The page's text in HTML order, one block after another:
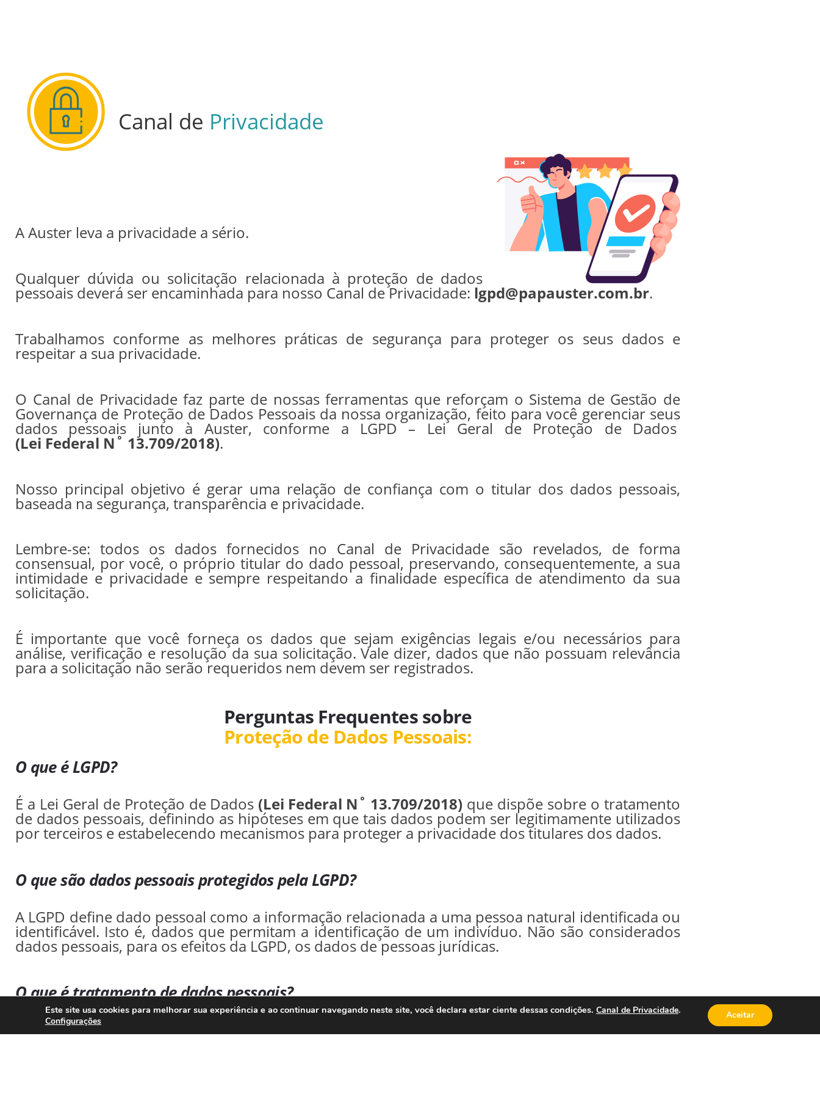
Canal de Privacidade
A Auster leva a privacidade a sério.
Qualquer dúvida ou solicitação relacionada à proteção de dados
pessoais deverá ser encaminhada para nosso Canal de Privacidade: lgpd@papauster.com.br.
Trabalhamos conforme as melhores práticas de segurança para proteger os seus dados e
respeitar a sua privacidade.
O Canal de Privacidade faz parte de nossas ferramentas que reforçam o Sistema de Gestão de
Governança de Proteção de Dados Pessoais da nossa organização, feito para você gerenciar seus
dados pessoais junto à Auster, conforme a LGPD – Lei Geral de Proteção de Dados
(Lei Federal N˚ 13.709/2018).
Nosso principal objetivo é gerar uma relação de confiança com o titular dos dados pessoais,
baseada na segurança, transparência e privacidade.
Lembre-se: todos os dados fornecidos no Canal de Privacidade são revelados, de forma
consensual, por você, o próprio titular do dado pessoal, preservando, consequentemente, a sua
intimidade e privacidade e sempre respeitando a finalidade específica de atendimento da sua
solicitação.
É importante que você forneça os dados que sejam exigências legais e/ou necessários para
análise, verificação e resolução da sua solicitação. Vale dizer, dados que não possuam relevância
para a solicitação não serão requeridos nem devem ser registrados.
Perguntas Frequentes sobre
Proteção de Dados Pessoais:
O que é LGPD?
É a Lei Geral de Proteção de Dados (Lei Federal N˚ 13.709/2018) que dispõe sobre o tratamento
de dados pessoais, definindo as hipóteses em que tais dados podem ser legitimamente utilizados
por terceiros e estabelecendo mecanismos para proteger a privacidade dos titulares dos dados.
O que são dados pessoais protegidos pela LGPD?
A LGPD define dado pessoal como a informação relacionada a uma pessoa natural identificada ou
identificável. Isto é, dados que permitam a identificação de um indivíduo. Não são considerados
dados pessoais, para os efeitos da LGPD, os dados de pessoas jurídicas.
O que é tratamento de dados pessoais?
Nos termos da LGPD, tratamento de dados pessoais é toda operação realizada com dados
Este site usa cookies para melhorar sua experiência e ao continuar navegando neste site, você declara estar ciente dessas condições. Canal de Privacidade.
Configurações Aceitar